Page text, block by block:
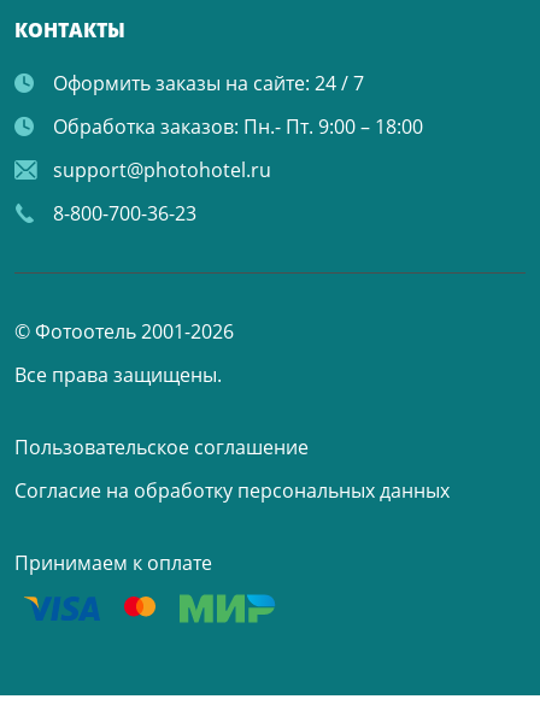
КОНТАКТЫ
Оформить заказы на сайте: 24 / 7
Обработка заказов: Пн.- Пт. 9:00 – 18:00
support@photohotel.ru
8-800-700-36-23
© Фотоотель 2001-2026
Все права защищены.
Пользовательское соглашение
Согласие на обработку персональных данных
Принимаем к оплате